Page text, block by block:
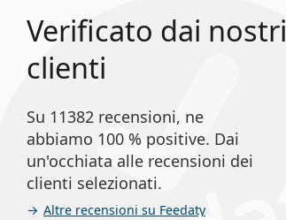
Verificato dai nostri
clienti
Su 11382 recensioni, ne
abbiamo 100 % positive. Dai
un'occhiata alle recensioni dei
clienti selezionati.
Altre recensioni su Feedaty